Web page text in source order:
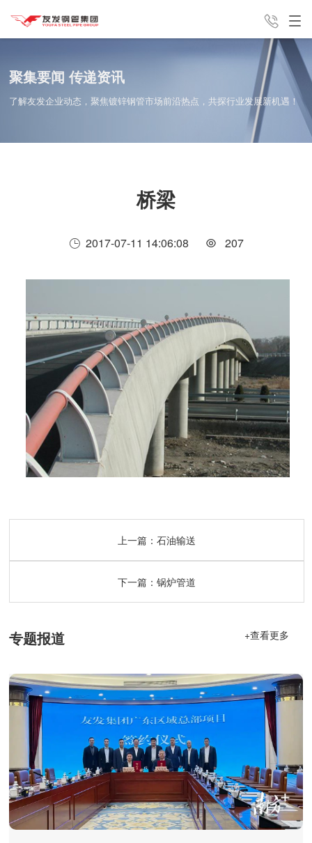
产品中心 新闻中心
友发分公 集团介绍 联系我们
销售咨询电话
聚集要闻 传递资讯
了解友发企业动态，聚焦镀锌钢管市场前沿热点，共探行业发展新机遇！
桥梁
2017-07-11 14:06:08 207
上一篇： 石油输送
下一篇： 锅炉管道
专题报道 +查看更多